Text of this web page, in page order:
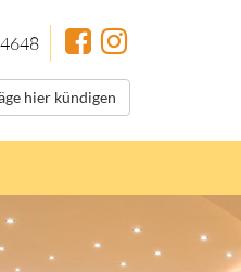
hier kündigen